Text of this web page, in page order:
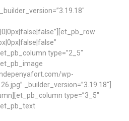
type=”2_5″
wp-
_builder_version=”3.19.18″]
type=”3_5″